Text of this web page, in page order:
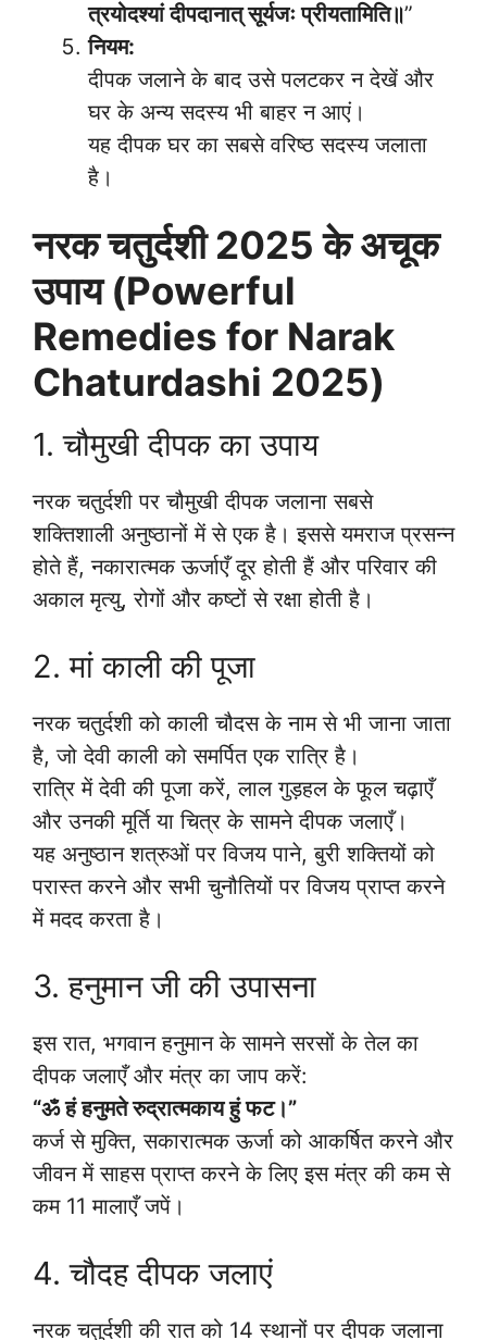
त्रयोदश्यां दीपदानात् सूर्यजः प्रीयतामिति॥”
नियम:
दीपक जलाने के बाद उसे पलटकर न देखें और
घर के अन्य सदस्य भी बाहर न आएं।
यह दीपक घर का सबसे वरिष्ठ सदस्य जलाता
है।
नरक चतुर्दशी 2025 के अचूक
उपाय (Powerful
Remedies for Narak
Chaturdashi 2025)
1. चौमुखी दीपक का उपाय
नरक चतुर्दशी पर चौमुखी दीपक जलाना सबसे
शक्तिशाली अनुष्ठानों में से एक है। इससे यमराज प्रसन्न
होते हैं, नकारात्मक ऊर्जाएँ दूर होती हैं और परिवार की
अकाल मृत्यु, रोगों और कष्टों से रक्षा होती है।
2. मां काली की पूजा
नरक चतुर्दशी को काली चौदस के नाम से भी जाना जाता
है, जो देवी काली को समर्पित एक रात्रि है।
रात्रि में देवी की पूजा करें, लाल गुड़हल के फूल चढ़ाएँ
और उनकी मूर्ति या चित्र के सामने दीपक जलाएँ।
यह अनुष्ठान शत्रुओं पर विजय पाने, बुरी शक्तियों को
परास्त करने और सभी चुनौतियों पर विजय प्राप्त करने
में मदद करता है।
3. हनुमान जी की उपासना
इस रात, भगवान हनुमान के सामने सरसों के तेल का
दीपक जलाएँ और मंत्र का जाप करें:
“ॐ हं हनुमते रुद्रात्मकाय हुं फट।”
कर्ज से मुक्ति, सकारात्मक ऊर्जा को आकर्षित करने और
जीवन में साहस प्राप्त करने के लिए इस मंत्र की कम से
कम 11 मालाएँ जपें।
4. चौदह दीपक जलाएं
नरक चतुर्दशी की रात को 14 स्थानों पर दीपक जलाना